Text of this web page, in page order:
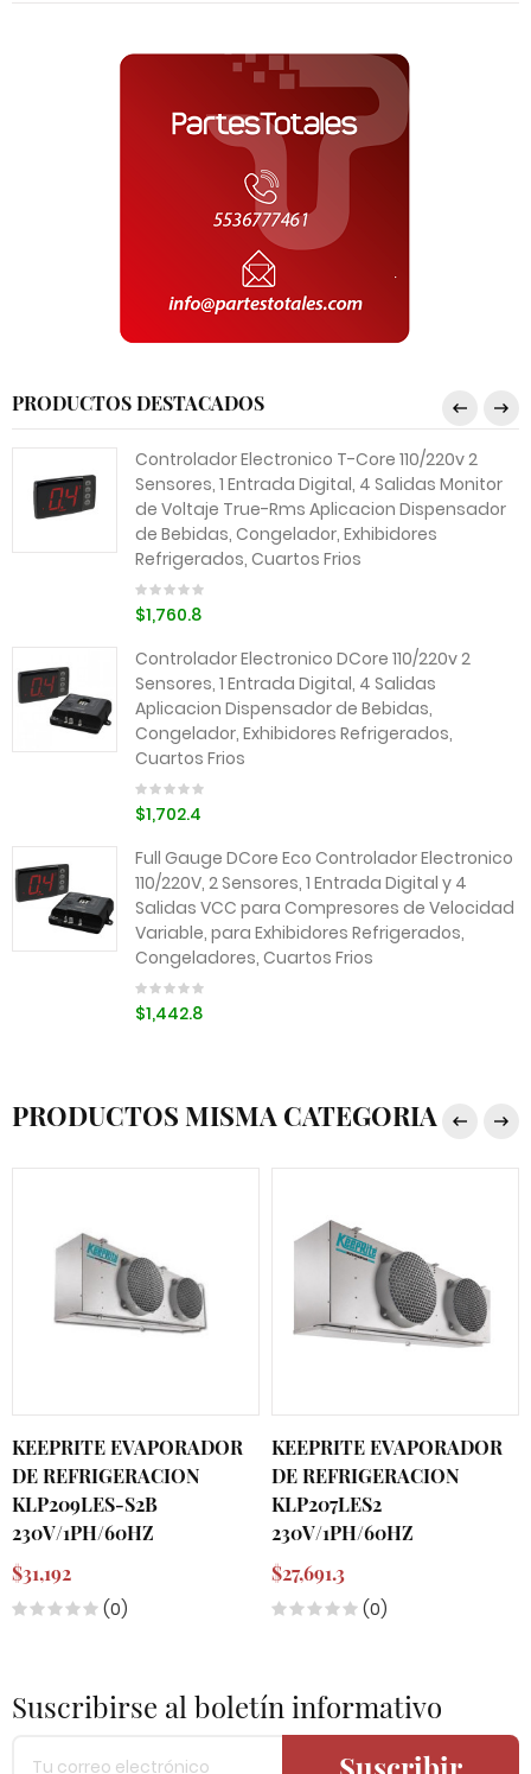
PRODUCTOS DESTACADOS
Controlador Electronico T-Core 110/220v 2
Sensores, 1 Entrada Digital, 4 Salidas Monitor
de Voltaje True-Rms Aplicacion Dispensador
de Bebidas, Congelador, Exhibidores
Refrigerados, Cuartos Frios
$1,760.8
Controlador Electronico DCore 110/220v 2
Sensores, 1 Entrada Digital, 4 Salidas
Aplicacion Dispensador de Bebidas,
Congelador, Exhibidores Refrigerados,
Cuartos Frios
$1,702.4
Full Gauge DCore Eco Controlador Electronico
110/220V, 2 Sensores, 1 Entrada Digital y 4
Salidas VCC para Compresores de Velocidad
Variable, para Exhibidores Refrigerados,
Congeladores, Cuartos Frios
$1,442.8
PRODUCTOS MISMA CATEGORIA
KEEPRITE EVAPORADOR
DE REFRIGERACION
KLP209LES-S2B
230V/1PH/60HZ
$31,192
(0)
KEEPRITE EVAPORADOR
DE REFRIGERACION
KLP207LES2
230V/1PH/60HZ
$27,691.3
(0)
Suscribirse al boletín informativo